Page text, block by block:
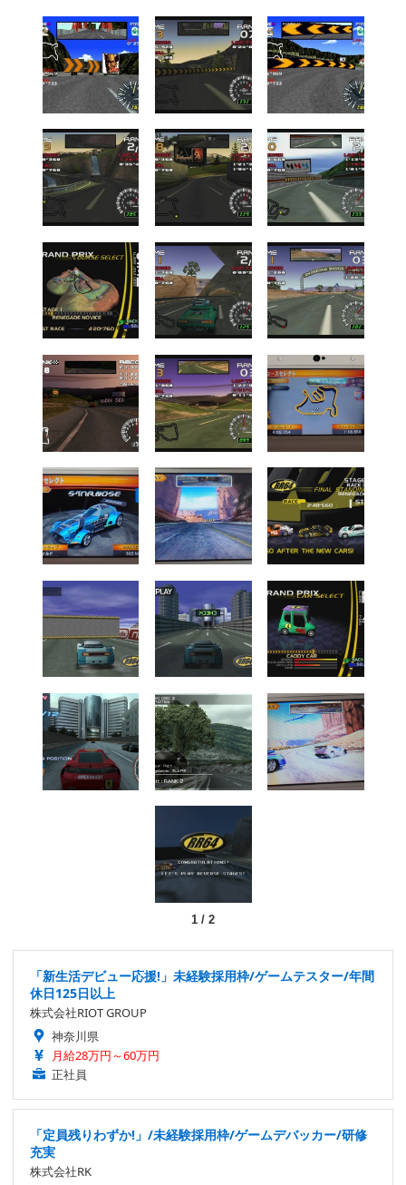
1/ 2
「新生活デビュー応援!」未経験採用枠/ゲームテスター/年間
休日125日以上
株式会社RIOT GROUP
神奈川県
月給28万円～60万円
正社員
「定員残りわずか!」/未経験採用枠/ゲームデバッカー/研修
充実
株式会社RK